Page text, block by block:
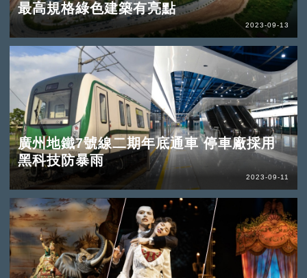
最高規格綠色建築有亮點
2023-09-13
廣州地鐵7號線二期年底通車 停車廠採用
黑科技防暴雨
2023-09-11